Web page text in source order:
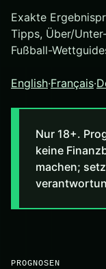
Exakte
Tipps, Über/
Fußball-
English·Français·
Nur 18+.
keine
machen;
PROGNOSEN